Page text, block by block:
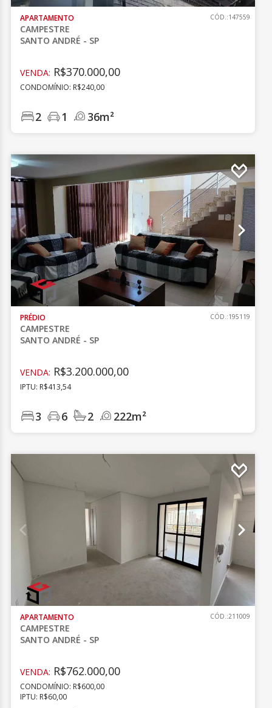
APARTAMENTO
CAMPESTRE
SANTO ANDRÉ - SP
CÓD.:147559
VENDA: R$370.000,00
CONDOMÍNIO: R$240,00
2 1 36m²
PRÉDIO
CAMPESTRE
SANTO ANDRÉ - SP
CÓD.:195119
VENDA: R$3.200.000,00
IPTU: R$413,54
3 6 2 222m²
APARTAMENTO
CAMPESTRE
SANTO ANDRÉ - SP
CÓD.:211009
VENDA: R$762.000,00
CONDOMÍNIO: R$600,00
IPTU: R$60,00